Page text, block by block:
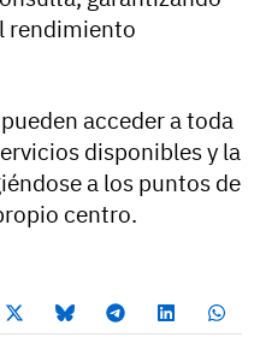
rendimiento
acceder a toda
disponibles y la
a los puntos de
centro.